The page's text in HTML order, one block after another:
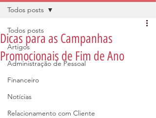
Todos posts
Artigos
Administração de Pessoal
Financeiro
Notícias
Relacionamento com Cliente
Todos posts
Dicas para as Campanhas
Promocionais de Fim de Ano